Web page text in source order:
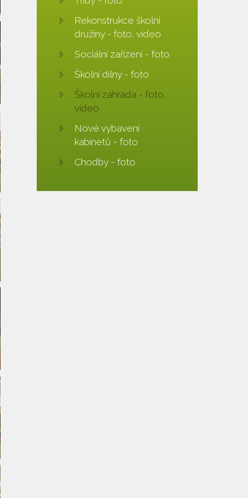
Rekonstrukce školní
družiny - foto, video
Sociální zařízení - foto
Školní dílny - foto
Školní zahrada - foto,
video
Nové vybavení
kabinetů - foto
Chodby - foto